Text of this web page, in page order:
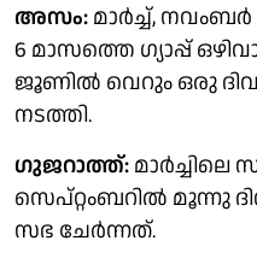
അസം: മാര്‍ച്ച്,
6 മാസത്തെ ഗ്യാപ്പ്
ജൂണില്‍ വെറും ഒരു
നടത്തി.
ഗുജറാത്ത്:
സെപ്റ്റംബറില്‍ മൂന്നു
സഭ ചേര്‍ന്നത്.